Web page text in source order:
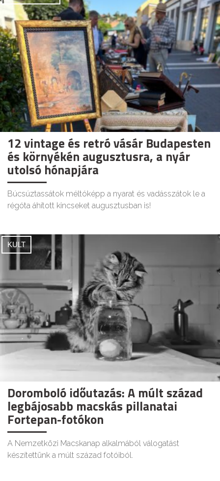
12 vintage és retró vásár Budapesten
és környékén augusztusra, a nyár
utolsó hónapjára
Búcsúztassátok méltóképp a nyarat és vadásszátok le a
régóta áhított kincseket augusztusban is!
KULT
Doromboló időutazás: A múlt század
legbájosabb macskás pillanatai
Fortepan-fotókon
A Nemzetközi Macskanap alkalmából válogatást
készítettünk a múlt század fotóiból.